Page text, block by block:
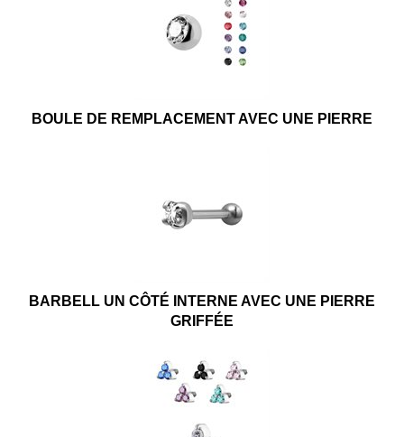
BOULE DE REMPLACEMENT AVEC UNE PIERRE
BARBELL UN CÔTÉ INTERNE AVEC UNE PIERRE
GRIFFÉE